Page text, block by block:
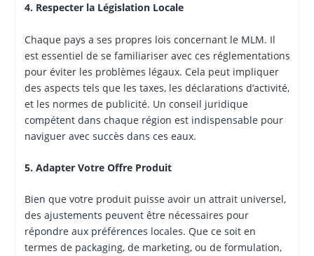
4. Respecter la Législation Locale
Chaque pays a ses propres lois concernant le MLM. Il
est essentiel de se familiariser avec ces réglementations
pour éviter les problèmes légaux. Cela peut impliquer
des aspects tels que les taxes, les déclarations d’activité,
et les normes de publicité. Un conseil juridique
compétent dans chaque région est indispensable pour
naviguer avec succès dans ces eaux.
5. Adapter Votre Offre Produit
Bien que votre produit puisse avoir un attrait universel,
des ajustements peuvent être nécessaires pour
répondre aux préférences locales. Que ce soit en
termes de packaging, de marketing, ou de formulation,